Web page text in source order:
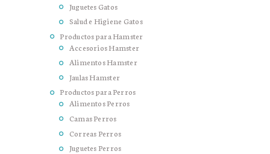
Juguetes Gatos
Salud e Higiene Gatos
Productos para Hamster
Accesorios Hamster
Alimentos Hamster
Jaulas Hamster
Productos para Perros
Alimentos Perros
Camas Perros
Correas Perros
Juguetes Perros